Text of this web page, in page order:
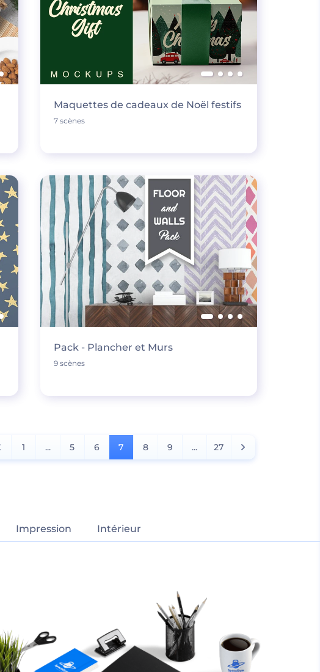
Maquettes de cadeaux de Noël festifs
7 scènes
Pack - Plancher et Murs
9 scènes
1 ... 5 6 7 8 9 ... 27
Impression Intérieur